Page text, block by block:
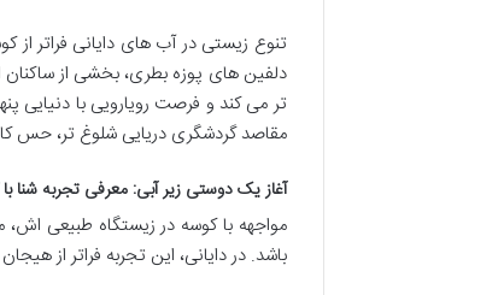
تنوع زیستی در آب های دایانی فراتر
دلفین های پوزه بطری، بخشی از ساکنان
تر می کند و فرصت رویارویی با دنیایی
مقاصد گردشگری دریایی شلوغ تر، حس
آغاز یک دوستی زیر آبی: معرفی تجربه شنا
مواجهه با کوسه در زیستگاه طبیعی
باشد. در دایانی، این تجربه فراتر از